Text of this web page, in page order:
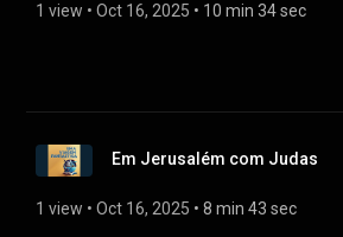
1 view • Oct 16, 2025 • 10 min 34 sec
Em Jerusalém com Judas
1 view • Oct 16, 2025 • 8 min 43 sec